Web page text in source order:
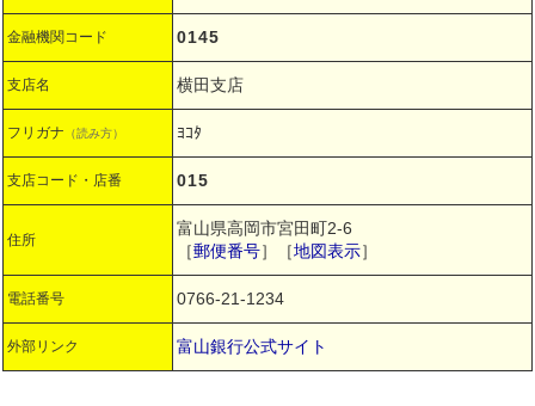
金融機関コード 0145
支店名 横田支店
フリガナ （読み方） ﾖｺﾀ
支店コード・店番 015
住所
富山県高岡市宮田町2-6
［郵便番号］［地図表示］
電話番号 0766-21-1234
外部リンク 富山銀行公式サイト